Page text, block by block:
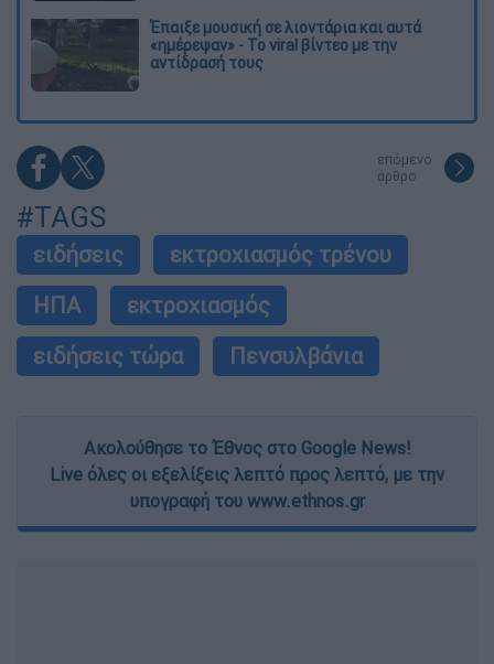
Έπαιξε μουσική σε λιοντάρια και αυτά
«ημέρεψαν» - Το viral βίντεο με την
αντίδρασή τους
επόμενο
άρθρο
#TAGS
ειδήσεις
εκτροχιασμός τρένου
ΗΠΑ
εκτροχιασμός
ειδήσεις τώρα
Πενσυλβάνια
Ακολούθησε το Έθνος στο Google News!
Live όλες οι εξελίξεις λεπτό προς λεπτό, με την
υπογραφή του www.ethnos.gr